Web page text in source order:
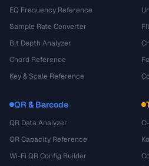
EQ Frequency Reference
Sample Rate Converter
Bit Depth Analyzer
Chord Reference
Key & Scale Reference
QR & Barcode
QR Data Analyzer
QR Capacity Reference
Wi-Fi QR Config Builder